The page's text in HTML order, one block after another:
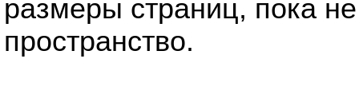
размеры страниц, пока
пространство.